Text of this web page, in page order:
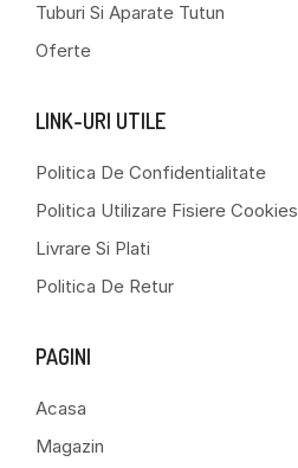
Tuburi Si Aparate Tutun
Oferte
LINK-URI UTILE
Politica De Confidentialitate
Politica Utilizare Fisiere Cookies
Livrare Si Plati
Politica De Retur
PAGINI
Acasa
Magazin